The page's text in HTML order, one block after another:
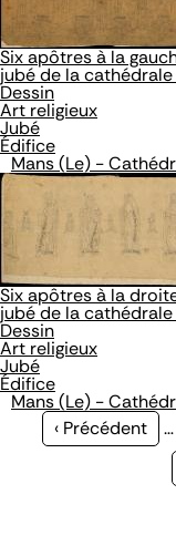
Six apôtres à la
jubé de la
Dessin
Art religieux
Jubé
Édifice
Mans (Le) -
Six apôtres à la
jubé de la
Dessin
Art religieux
Jubé
Édifice
Mans (Le) -
Page
‹ Précédent …